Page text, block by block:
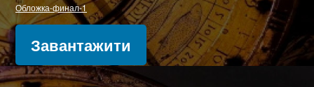
Обложка-финал-1
Завантажити